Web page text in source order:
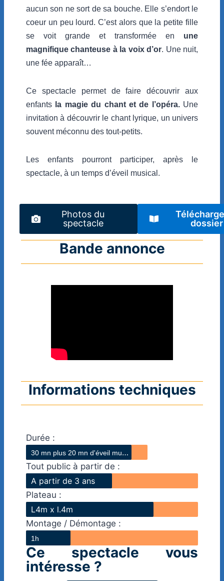
aucun son ne sort de sa bouche. Elle s’endort le
coeur un peu lourd. C’est alors que la petite fille
se voit grande et transformée en une
magnifique chanteuse à la voix d’or. Une nuit,
une fée apparaît…
Ce spectacle permet de faire découvrir aux
enfants la magie du chant et de l’opéra. Une
invitation à découvrir le chant lyrique, un univers
souvent méconnu des tout-petits.
Les enfants pourront participer, après le
spectacle, à un temps d’éveil musical.
Photos du
spectacle
dossier
Bande annonce
Informations techniques
Durée :
3
0 mn plus 20 mn d'éveil musicale/span>
Tout public à partir de :
A partir de 3 ans
Plateau :
L4m x l.4m
Montage / Démontage :
1h
Ce spectacle vous
intéresse ?